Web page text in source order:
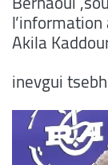
Akila
inevgui